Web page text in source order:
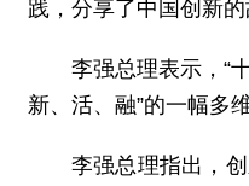
践，分享了中国创新
李强总理表示，“
新、活、融”的一幅多
李强总理指出，